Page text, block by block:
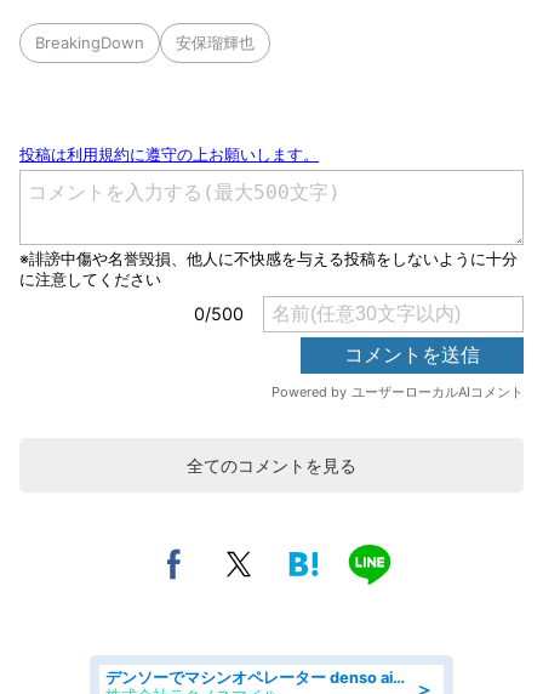
BreakingDown 安保瑠輝也
全てのコメントを見る
デンソーでマシンオペレーター denso aichi